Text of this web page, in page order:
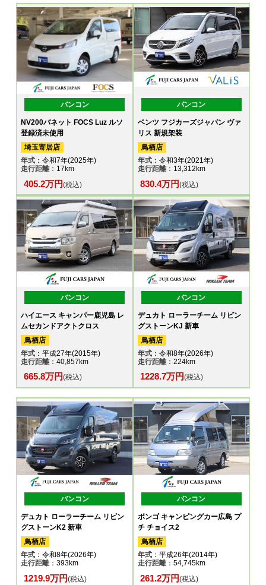
バンコン
NV200バネット FOCS Luz ルソ
登録済未使用
埼玉寄居店
年式 ：令和7年(2025年)
走行距離：17km
405.2万円(税込)
バンコン
ベンツ フジカーズジャパン ヴァ
リス 新規架装
鳥栖店
年式：令和3年(2021年)
走行距離：13,312km
830.4万円(税込)
バンコン
ハイエース キャンパー鹿児島 レ
ムセカンドアクトクロス
鳥栖店
年式 ：平成27年(2015年)
走行距離：40,857km
665.8万円(税込)
バンコン
デュカト ローラーチーム リビン
グストーンKJ 新車
鳥栖店
年式：令和8年(2026年)
走行距離：224km
1228.7万円(税込)
バンコン
デュカト ローラーチーム リビン
グストーンK2 新車
鳥栖店
年式 ：令和8年(2026年)
走行距離：393km
1219.9万円(税込)
バンコン
ボンゴ キャンピングカー広島 プ
チ チョイス2
鳥栖店
年式：平成26年(2014年)
走行距離：54,745km
261.2万円(税込)